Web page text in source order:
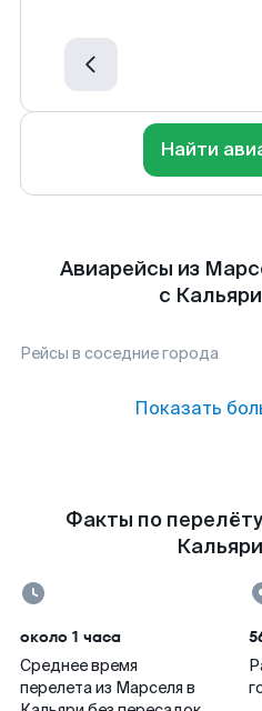
Найти
Авиарейсы из
с
Рейсы в соседние города
Показать
Факты по
около 1 часа
Среднее время
перелета из Марселя в